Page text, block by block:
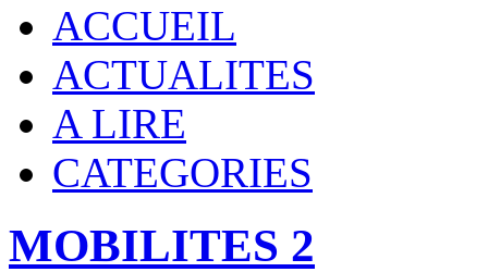
ACCUEIL
ACTUALITES
A LIRE
CATEGORIES
MOBILITES 2